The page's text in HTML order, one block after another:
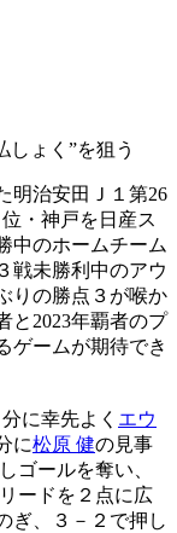
しょく”を狙う
明治安田Ｊ１第26
・神戸を日産ス
中のホームチーム
戦未勝利中のアウ
りの勝点３が喉か
と2023年覇者のプ
ゲームが期待でき
に幸先よく エウ
に松原 健の見事
ゴールを奪い、
ードを２点に広
ぎ、３－２で押し